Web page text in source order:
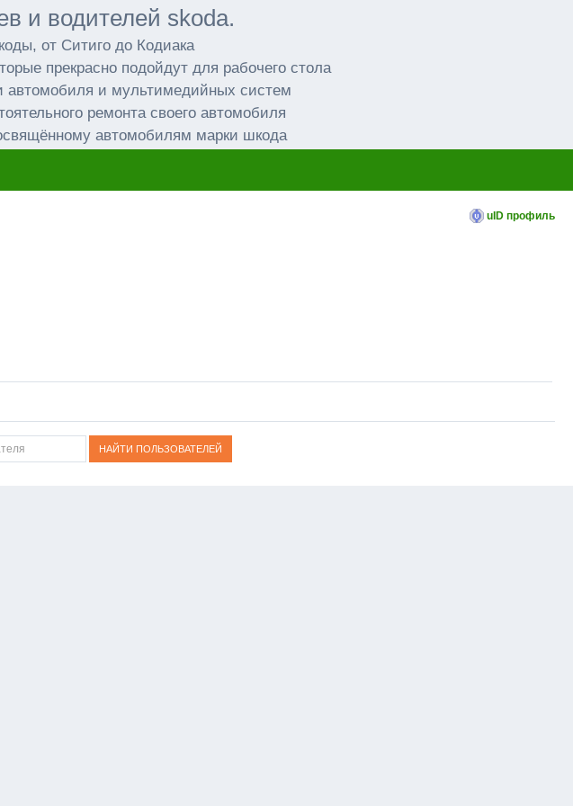
и водителей skoda.
от Ситиго до Кодиака
прекрасно подойдут для рабочего стола
автомобиля и мультимедийных систем
ремонта своего автомобиля
автомобилям марки шкода
uID профиль